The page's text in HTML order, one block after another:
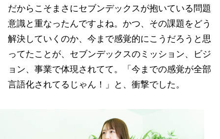
だからこそまさにセブンデックスが抱いている問題
意識と重なったんですよね。かつ、その課題をどう
解決していくのか、今まで感覚的にこうだろうと思
ってたことが、セブンデックスのミッション、ビジ
ョン、事業で体現されてて。「今までの感覚が全部
言語化されてるじゃん！」と、衝撃でした。